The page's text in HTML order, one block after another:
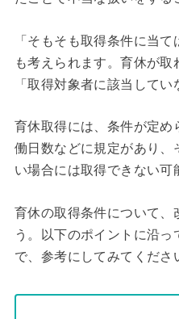
「そもそも取得条件に当
も考えられます。育休が
「取得対象者に該当してい
育休取得には、条件が定め
働日数などに規定があり、
い場合には取得できない可
育休の取得条件について、
う。以下のポイントに沿
で、参考にしてみてくださ